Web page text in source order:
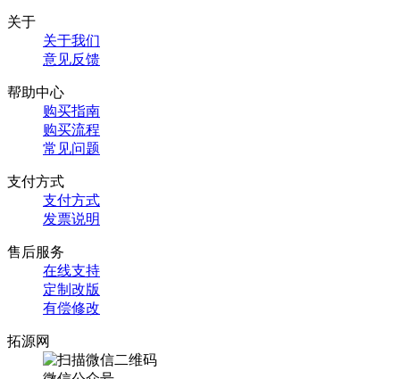
关于
关于我们
意见反馈
帮助中心
购买指南
购买流程
常见问题
支付方式
支付方式
发票说明
售后服务
在线支持
定制改版
有偿修改
拓源网